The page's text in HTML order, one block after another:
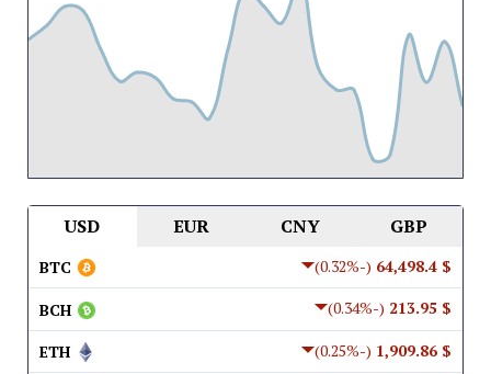
USD EUR CNY GBP
$ 64,498.4
(-0.32%)
BTC
$ 213.95
(-0.34%)
BCH
$ 1,909.86
(-0.25%)
ETH